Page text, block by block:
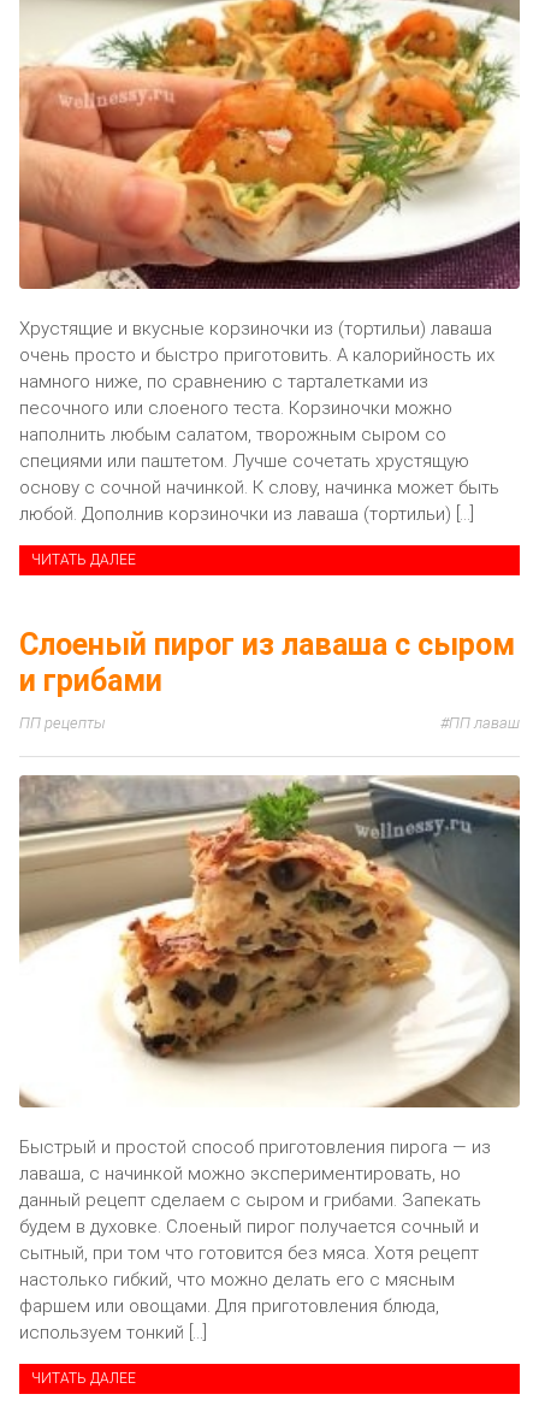
Хрустящие и вкусные корзиночки из (тортильи) лаваша
очень просто и быстро приготовить. А калорийность их
намного ниже, по сравнению с тарталетками из
песочного или слоеного теста. Корзиночки можно
наполнить любым салатом, творожным сыром со
специями или паштетом. Лучше сочетать хрустящую
основу с сочной начинкой. К слову, начинка может быть
любой. Дополнив корзиночки из лаваша (тортильи) […]
ЧИТАТЬ ДАЛЕЕ
Слоеный пирог из лаваша с сыром
и грибами
ПП рецепты ПП лаваш
Быстрый и простой способ приготовления пирога — из
лаваша, с начинкой можно экспериментировать, но
данный рецепт сделаем с сыром и грибами. Запекать
будем в духовке. Слоеный пирог получается сочный и
сытный, при том что готовится без мяса. Хотя рецепт
настолько гибкий, что можно делать его с мясным
фаршем или овощами. Для приготовления блюда,
используем тонкий […]
ЧИТАТЬ ДАЛЕЕ